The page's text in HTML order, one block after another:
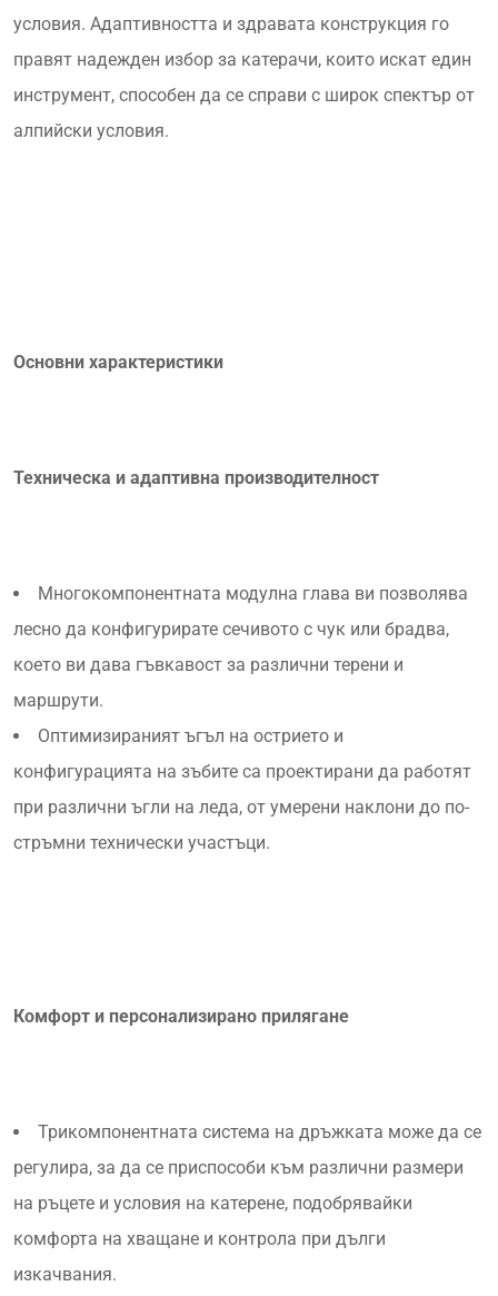
условия. Адаптивността и здравата конструкция го
правят надежден избор за катерачи, които искат един
инструмент, способен да се справи с широк спектър от
алпийски условия.
Основни характеристики
Техническа и адаптивна производителност
Многокомпонентната модулна глава ви позволява
лесно да конфигурирате сечивото с чук или брадва,
което ви дава гъвкавост за различни терени и
маршрути.
Оптимизираният ъгъл на острието и
конфигурацията на зъбите са проектирани да работят
при различни ъгли на леда, от умерени наклони до по-
стръмни технически участъци.
Комфорт и персонализирано прилягане
Трикомпонентната система на дръжката може да се
регулира, за да се приспособи към различни размери
на ръцете и условия на катерене, подобрявайки
комфорта на хващане и контрола при дълги
изкачвания.